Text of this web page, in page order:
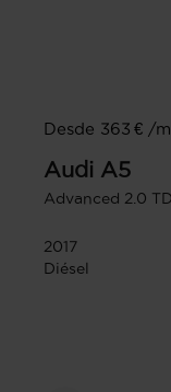
Desde 363 € /
Audi A5
Advanced 2.0
2017
Diésel